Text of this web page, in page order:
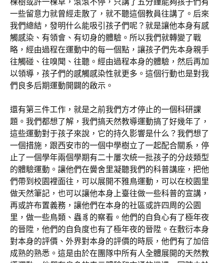
一些留意力就曾經走散了，就不聽這個教員往講了。后來
我們總結，發明什么能吸引孩子們呢？就是讓他本身有感
觸感染、有領會、有切身的體驗。所以我們就轉變了戰
略，經由過程在運動中的每一個點，讓孩子們先本身親手
往觸碰、往嗅聞、往聽。經由過程本身的體驗，然后再加
以領導，孩子們的感觸感染性就更多。這個行動也是對我
們良多后期運動開闢的啟示。
還有第三件工作，就是之前我們方才停止的一個科研課
題。我們都想了解，我們搞天然教導運動搞了好幾年了，
這些運動對于孩子來說，它的持久影響是什么？我們想了
一個措施，跟西安市的一個中學樹立了一起配合關系，停
止了一個學年兩個學期有二十屢次統一批孩子的分歧類型
的體驗運動。讓他們在黌舍里凝聽我們的科普講座，把他
們帶到校園裡面往，可以展開不雅鳥運動，可以在校園里
做天然筆記，也可以讓他本身上臺往做一些科普的宣講，
再或許布置義務，讓他們在本身的社區或許四周的公園
里，做一些鳥類、蟲豸的察看。他們的自負心有了極年夜
的晉陞，他們的自負度也有了極年夜的晉陞。在敷衍本身
對本身的評價、外界對本身的評價的時辰，他們有了加倍
成熟的熟悉。這是由於在團隊中所有人全體展開的天然教